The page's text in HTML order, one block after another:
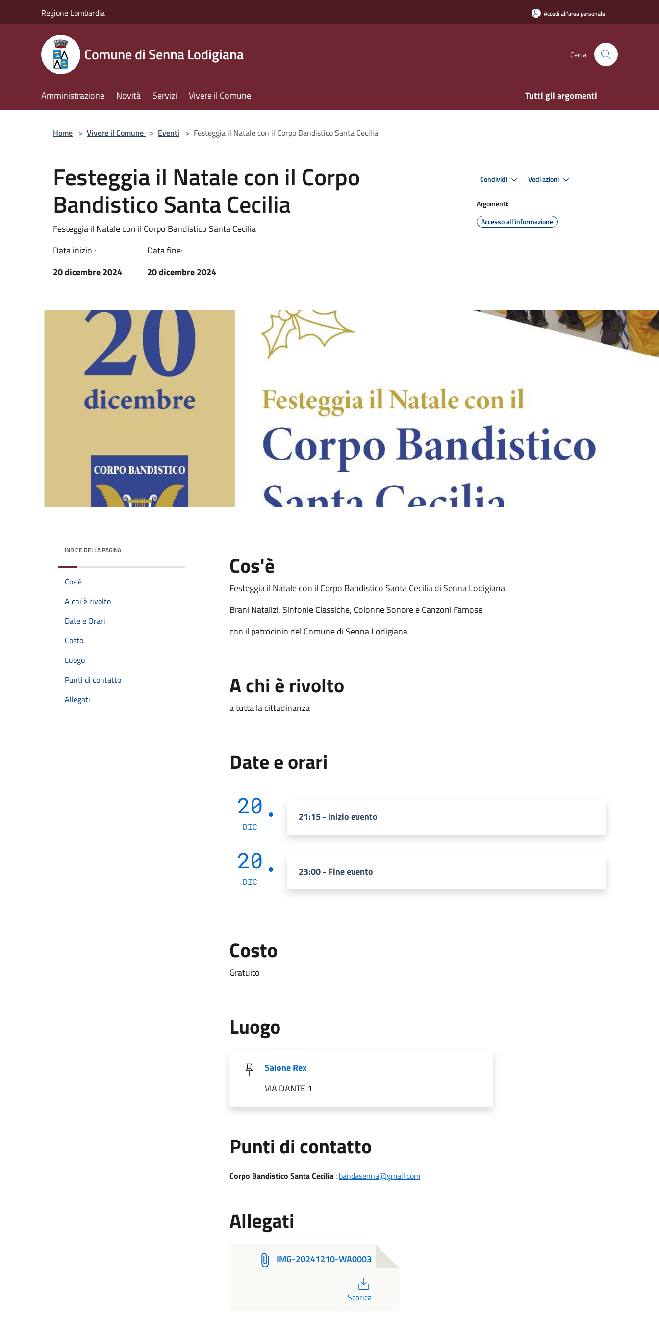
Regione Lombardia Accedi all'area personale
Comune di Senna Lodigiana Cerca
Amministrazione Novità Servizi Vivere il Comune Tutti gli argomenti
Home > Vivere il Comune > Eventi > Festeggia il Natale con il Corpo Bandistico Santa Cecilia
Festeggia il Natale con il Corpo
Bandistico Santa Cecilia
Festeggia il Natale con il Corpo Bandistico Santa Cecilia
Data inizio :
20 dicembre 2024
Data fine:
20 dicembre 2024
Condividi Vedi azioni
Argomenti:
Accesso all'informazione
INDICE DELLA PAGINA
Cos'è
A chi è rivolto
Date e Orari
Costo
Luogo
Punti di contatto
Allegati
Cos'è
Festeggia il Natale con il Corpo Bandistico Santa Cecilia di Senna Lodigiana
Brani Natalizi, Sinfonie Classiche, Colonne Sonore e Canzoni Famose
con il patrocinio del Comune di Senna Lodigiana
A chi è rivolto
a tutta la cittadinanza
Date e orari
20
DIC
21:15 - Inizio evento
20
DIC
23:00 - Fine evento
Costo
Gratuito
Luogo
Salone Rex
VIA DANTE 1
Punti di contatto
Corpo Bandistico Santa Cecilia : bandasenna@gmail.com
Allegati
IMG-20241210-WA0003
Scarica